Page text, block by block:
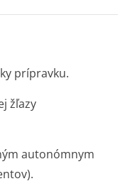
prípravku.
žľazy
autonómnym